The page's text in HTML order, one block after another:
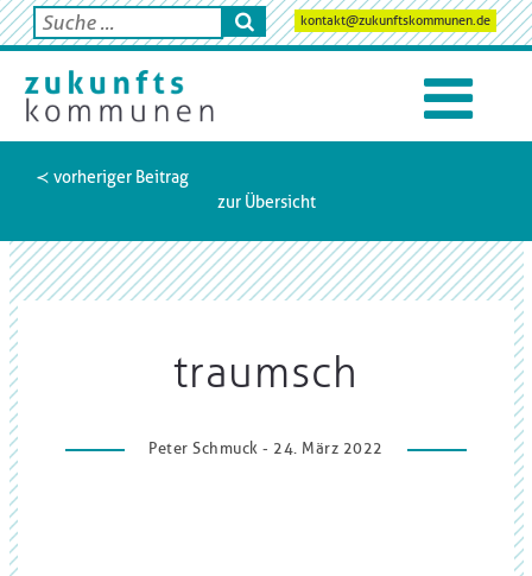
kontakt@zukunftskommunen.de
≺ vorheriger Beitrag
zur Übersicht
traumsch
Peter Schmuck - 24. März 2022